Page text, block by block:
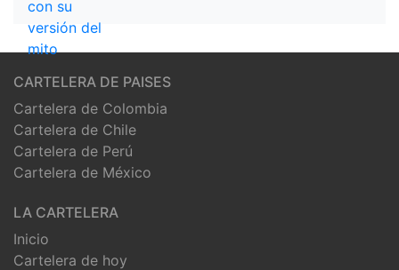
CARTELERA DE PAISES
Cartelera de Colombia
Cartelera de Chile
Cartelera de Perú
Cartelera de México
LA CARTELERA
Inicio
Cartelera de hoy